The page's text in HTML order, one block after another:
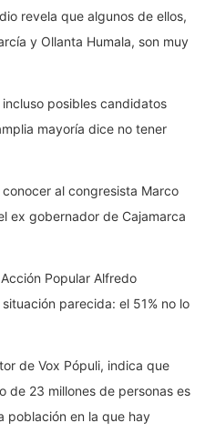
revela que algunos de ellos,
y Ollanta Humala, son muy
posibles candidatos
mayoría dice no tener
al congresista Marco
ex gobernador de Cajamarca
Popular Alfredo
parecida: el 51% no lo
de Vox Pópuli, indica que
de 23 millones de personas es
población en la que hay